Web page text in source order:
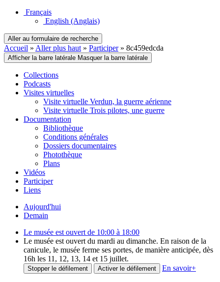
Français
English (Anglais)
Aller au formulaire de recherche
Accueil » Aller plus haut » Participer» 8c459edcda
Afficher la barre latérale Masquer la barre latérale
Collections
Podcasts
Visites virtuelles
Visite virtuelle Verdun, la guerre aérienne
Visite virtuelle Trois pilotes, une guerre
Documentation
Bibliothèque
Conditions générales
Dossiers documentaires
Photothèque
Plans
Vidéos
Participer
Liens
Aujourd'hui
Demain
Le musée est ouvert de 10:00 à 18:00
Le musée est ouvert du mardi au dimanche. En raison de la
canicule, le musée ferme ses portes, de manière anticipée, dès
16h les 11, 12, 13, 14 et 15 juillet.
Stopper le défilement Activer le défilement En savoir+